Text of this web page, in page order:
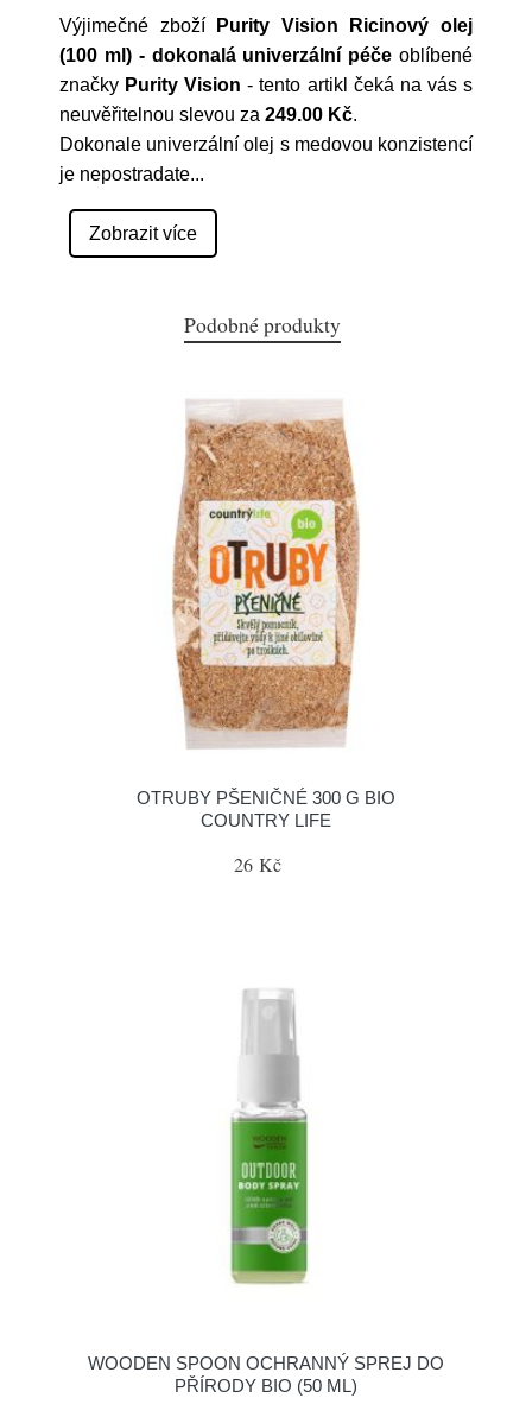
Výjimečné zboží
Purity Vision Ricinový olej
(100 ml) - dokonalá univerzální péče oblíbené
značky Purity Vision - tento artikl čeká na vás s
neuvěřitelnou slevou za 249.00 Kč.
Dokonale univerzální olej s medovou konzistencí
je nepostradate...
Zobrazit více
Podobné produkty
OTRUBY PŠENIČNÉ 300 G BIO
COUNTRY LIFE
26 Kč
WOODEN SPOON OCHRANNÝ SPREJ DO
PŘÍRODY BIO (50 ML)